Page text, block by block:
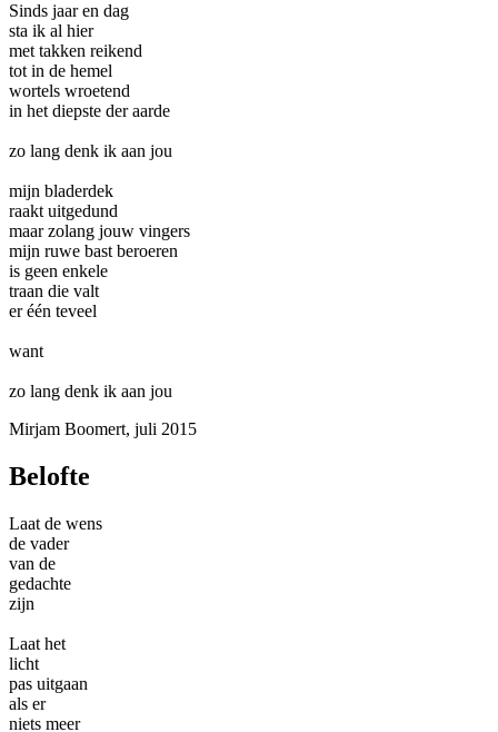
Sinds jaar en dag
sta ik al hier
met takken reikend
tot in de hemel
wortels wroetend
in het diepste der aarde
zo lang denk ik aan jou
mijn bladerdek
raakt uitgedund
maar zolang jouw vingers
mijn ruwe bast beroeren
is geen enkele
traan die valt
er één teveel
want
zo lang denk ik aan jou
Mirjam Boomert, juli 2015
Belofte
Laat de wens
de vader
van de
gedachte
zijn
Laat het
licht
pas uitgaan
als er
niets meer